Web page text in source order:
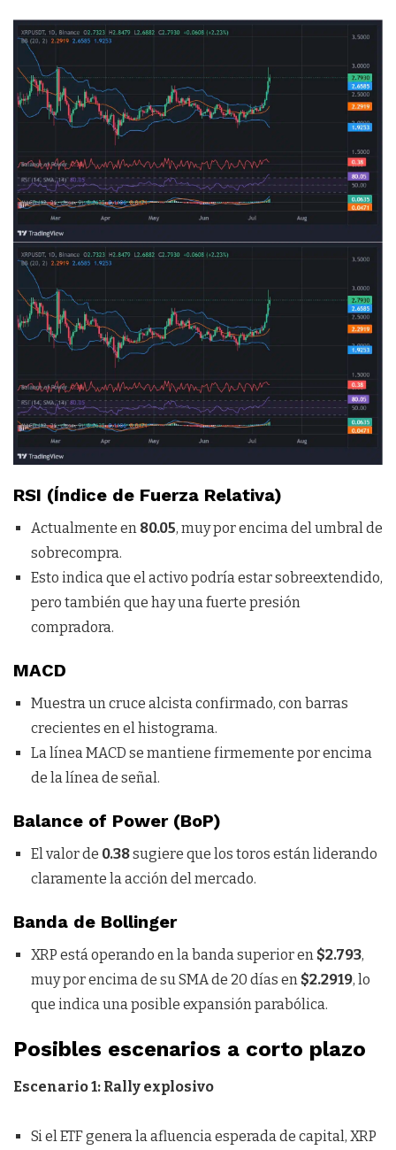
RSI (Índice de Fuerza Relativa)
Actualmente en 80.05, muy por encima del umbral de
sobrecompra.
Esto indica que el activo podría estar sobreextendido,
pero también que hay una fuerte presión
compradora.
MACD
Muestra un cruce alcista confirmado, con barras
crecientes en el histograma.
La línea MACD se mantiene firmemente por encima
de la línea de señal.
Balance of Power (BoP)
El valor de 0.38sugiere que los toros están liderando
claramente la acción del mercado.
Banda de Bollinger
XRP está operando en la banda superior en $2.793,
muy por encima de su SMA de 20 días en $2.2919, lo
que indica una posible expansión parabólica.
Posibles escenarios a corto plazo
Escenario 1: Rally explosivo
Si el ETF genera la afluencia esperada de capital, XRP